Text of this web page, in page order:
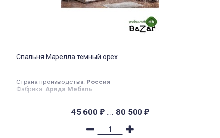
Спальня Марелла темный орех
Страна производства: Россия
Фабрика: Арида Мебель
45 600 ₽... 80 500 ₽